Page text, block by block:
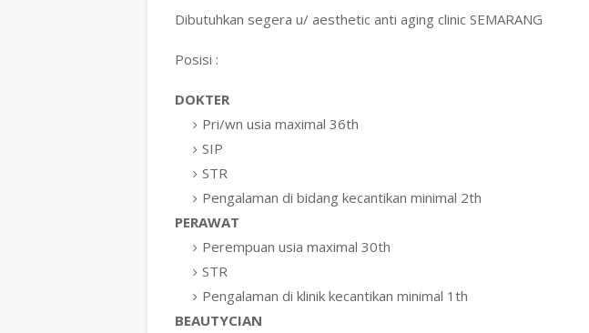
Dibutuhkan segera u/ aesthetic anti aging clinic SEMARANG
Posisi :
DOKTER
Pri/wn usia maximal 36th
SIP
STR
Pengalaman di bidang kecantikan minimal 2th
PERAWAT
Perempuan usia maximal 30th
STR
Pengalaman di klinik kecantikan minimal 1th
BEAUTYCIAN